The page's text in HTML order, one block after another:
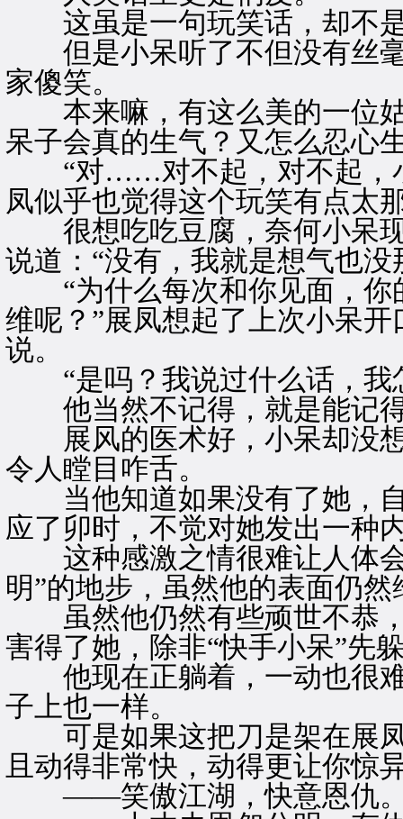
这虽是一句玩笑话，却不
但是小呆听了不但没有丝毫
家傻笑。
本来嘛，有这么美的一位姑
呆子会真的生气？又怎么忍心
“对……对不起，对不起，
凤似乎也觉得这个玩笑有点太
很想吃吃豆腐，奈何小呆现
说道：“没有，我就是想气也
“为什么每次和你见面，你
维呢？”展凤想起了上次小呆
说。
“是吗？我说过什么话，我
他当然不记得，就是能记得
展风的医术好，小呆却没想
令人瞠目咋舌。
当他知道如果没有了她，自
应了卯时，不觉对她发出一种
这种感激之情很难让人体会
明”的地步，虽然他的表面仍
虽然他仍然有些顽世不恭，
害得了她，除非“快手小呆”先
他现在正躺着，一动也很难
子上也一样。
可是如果这把刀是架在展凤
且动得非常快，动得更让你惊
——笑傲江湖，快意恩仇